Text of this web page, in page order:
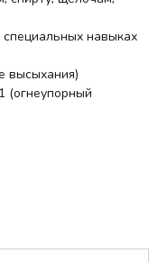
навыках
высыхания)
(огнеупорный